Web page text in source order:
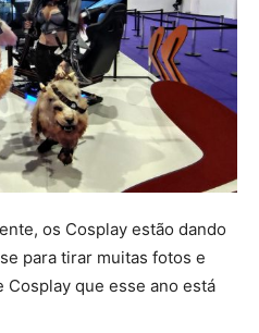
os Cosplay estão dando
para tirar muitas fotos e
Cosplay que esse ano está